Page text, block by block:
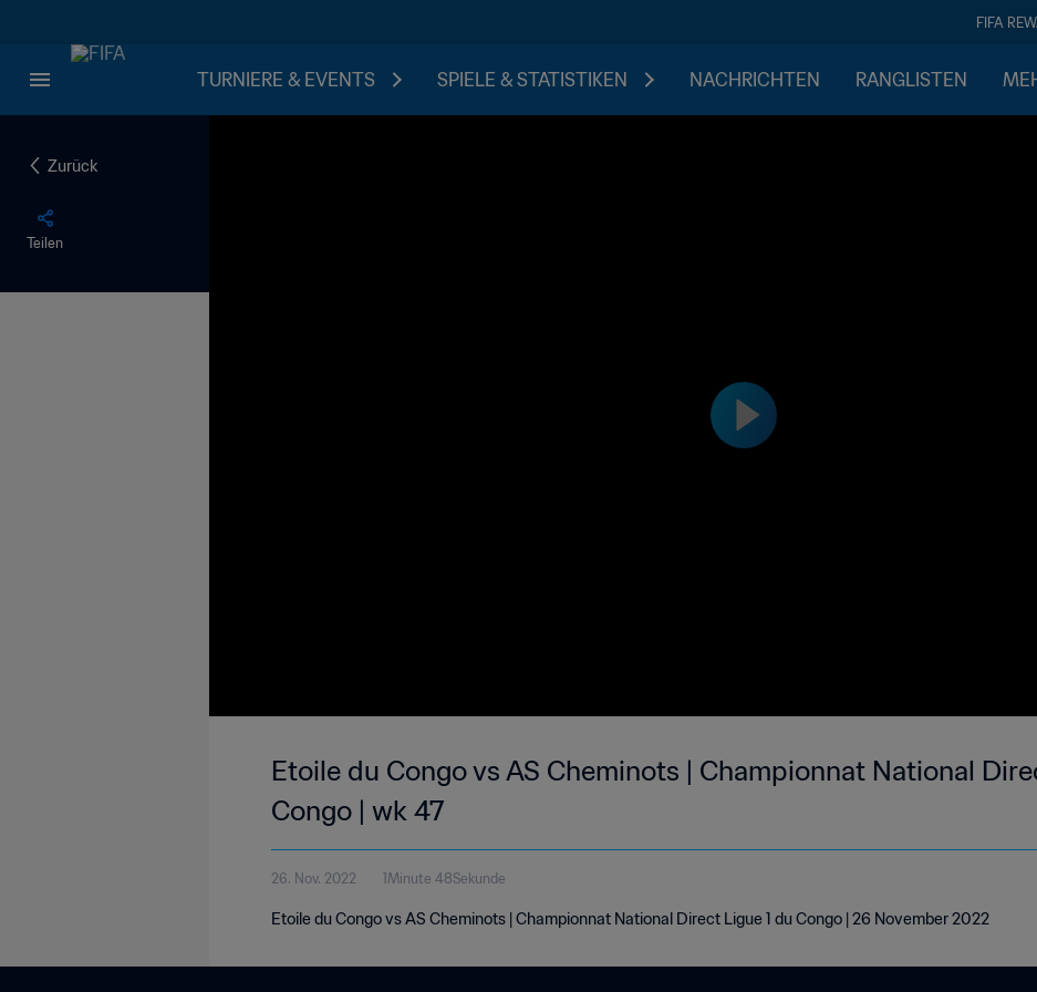
FIFA
TURNIERE & EVENTS SPIELE & STATISTIKEN NACHRICHTEN RANGLISTEN
Zurück
Teilen
Etoile du Congo vs AS Cheminots | Championnat National
Congo | wk 47
26. Nov. 2022 1Minute 48Sekunde
Etoile du Congo vs AS Cheminots | Championnat National Direct Ligue 1 du Congo | 26 November 2022